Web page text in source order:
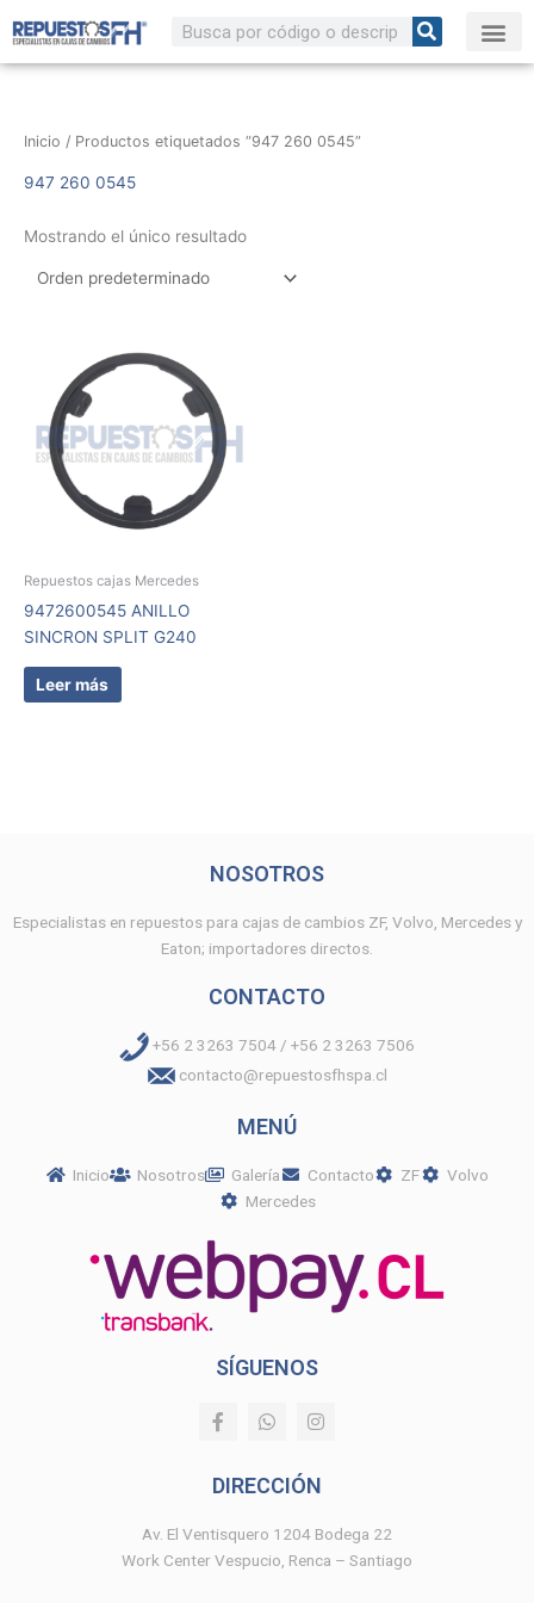
contenido
Buscar
Inicio / Productos etiquetados “947 260 0545”
947 260 0545
Mostrando el único resultado
Repuestos cajas Mercedes
9472600545 ANILLO
SINCRON SPLIT G240
Leer más
NOSOTROS
Especialistas en repuestos para cajas de cambios ZF, Volvo, Mercedes y
Eaton; importadores directos.
CONTACTO
+56 2 3263 7504 / +56 2 3263 7506
contacto@repuestosfhspa.cl
MENÚ
Inicio Nosotros Galería Contacto ZF
Volvo
Mercedes
SÍGUENOS
F
a
b
o
k
-
W
h
s
p
p
I
n
a
r
a
m
DIRECCIÓN
Av. El Ventisquero 1204 Bodega 22
Work Center Vespucio, Renca – Santiago